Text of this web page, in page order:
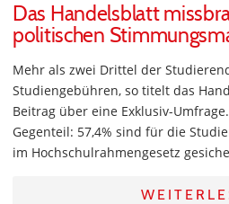
Das Handelsblatt
politischen
Mehr als zwei Drittel der
Studiengebühren, so titelt das
Beitrag über eine Exklusiv-
Gegenteil: 57,4% sind für die
im Hochschulrahmengesetz